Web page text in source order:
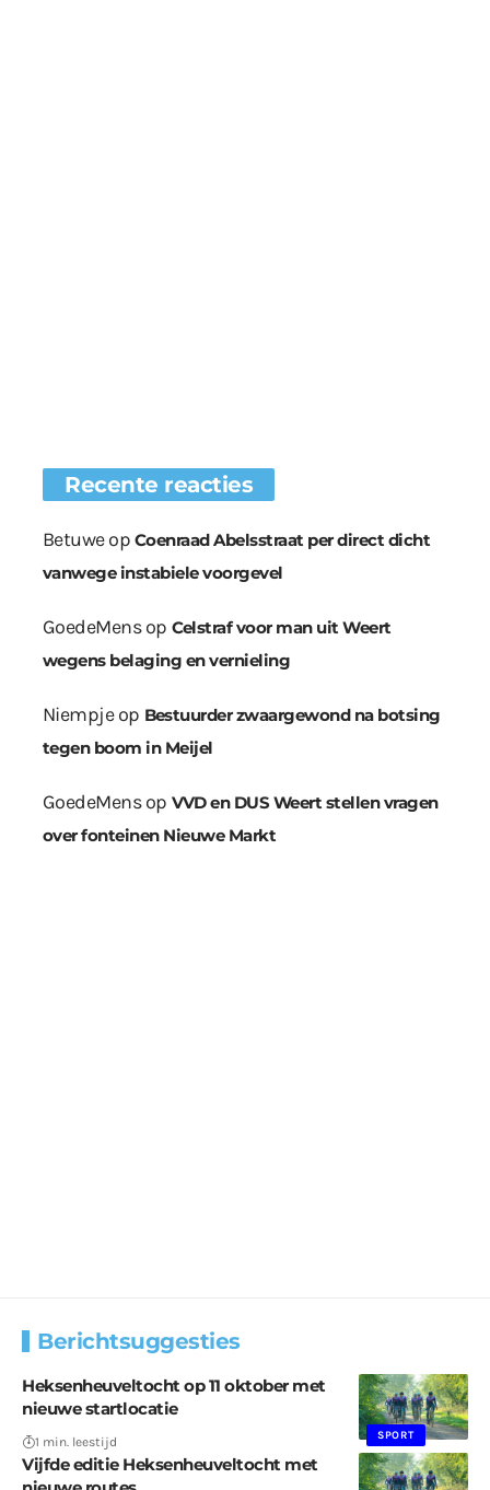
Recente reacties
Betuweop Coenraad Abelsstraat per direct dicht
vanwege instabiele voorgevel
GoedeMensop Celstraf voor man uit Weert
wegens belaging en vernieling
Niempjeop Bestuurder zwaargewond na botsing
tegen boom in Meijel
GoedeMensop VVD en DUS Weert stellen vragen
over fonteinen Nieuwe Markt
Berichtsuggesties
SPORT
Heksenheuveltocht op 11 oktober met
nieuwe startlocatie
1 min. leestijd
Vijfde editie Heksenheuveltocht met